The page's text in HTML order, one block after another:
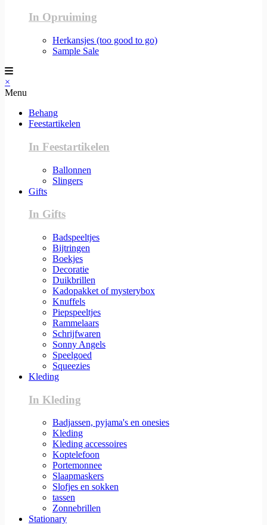
In Opruiming
Herkansjes (too good to go)
Sample Sale
×
Menu
Behang
Feestartikelen
In Feestartikelen
Ballonnen
Slingers
Gifts
In Gifts
Badspeeltjes
Bijtringen
Boekjes
Decoratie
Duikbrillen
Kadopakket of mysterybox
Knuffels
Piepspeeltjes
Rammelaars
Schrijfwaren
Sonny Angels
Speelgoed
Squeezies
Kleding
In Kleding
Badjassen, pyjama's en onesies
Kleding
Kleding accessoires
Koptelefoon
Portemonnee
Slaapmaskers
Slofjes en sokken
tassen
Zonnebrillen
Stationary